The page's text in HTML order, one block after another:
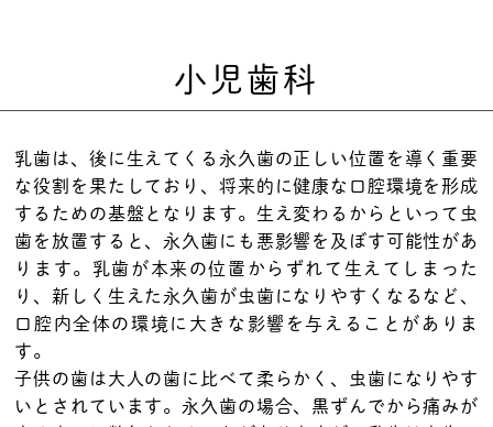
小児歯科
乳歯は、後に生えてくる永久歯の正しい位置を導く重要
な役割を果たしており、将来的に健康な口腔環境を形成
するための基盤となります。生え変わるからといって虫
歯を放置すると、永久歯にも悪影響を及ぼす可能性があ
ります。乳歯が本来の位置からずれて生えてしまった
り、新しく生えた永久歯が虫歯になりやすくなるなど、
口腔内全体の環境に大きな影響を与えることがありま
す。
子供の歯は大人の歯に比べて柔らかく、虫歯になりやす
いとされています。永久歯の場合、黒ずんでから痛みが